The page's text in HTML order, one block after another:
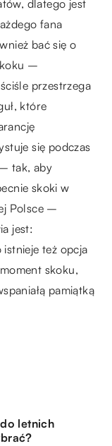
dlatego jest
fana
bać się o
–
przestrzega
które
się podczas
tak, aby
skoki w
Polsce –
jest:
istnieje też opcja
skoku,
pamiątką
letnich